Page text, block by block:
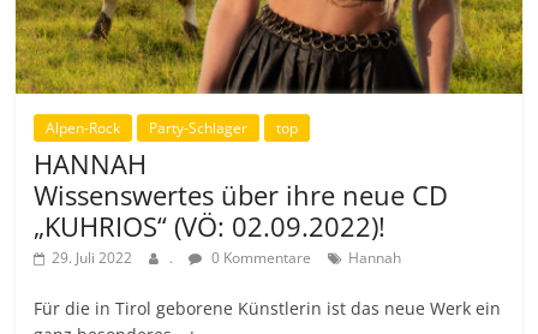
Alpen-Rock Party-Schlager top
HANNAH
Wissenswertes über ihre neue CD
„KUHRIOS“ (VÖ: 02.09.2022)!
29. Juli 2022 . 0 Kommentare Hannah
Für die in Tirol geborene Künstlerin ist das neue Werk ein